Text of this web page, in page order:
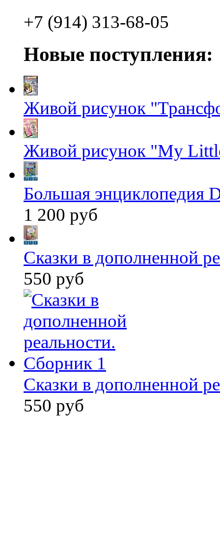
+7 (914) 313-68-05
Новые поступления:
Живой рисунок
Живой рисунок "My
Большая энциклопедия
1 200 руб
Сказки в дополненной
550 руб
Сказки в дополненной
550 руб